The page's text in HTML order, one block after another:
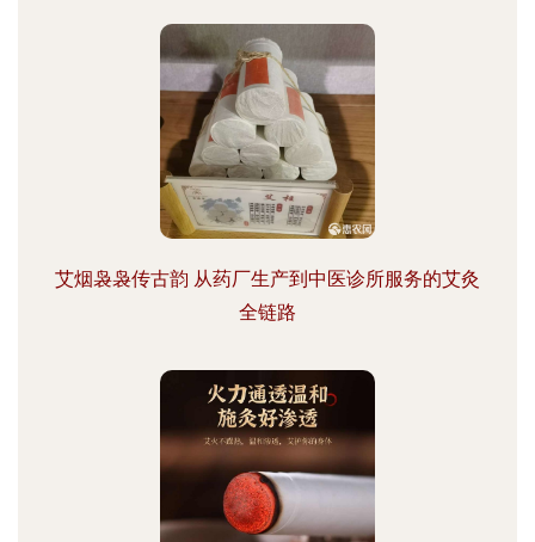
艾烟袅袅传古韵 从药厂生产到中医诊所服务的艾灸
全链路